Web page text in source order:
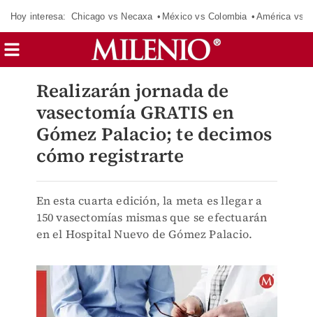
Hoy interesa: Chicago vs Necaxa México vs Colombia América vs
Realizarán jornada de
vasectomía GRATIS en
Gómez Palacio; te decimos
cómo registrarte
En esta cuarta edición, la meta es llegar a
150 vasectomías mismas que se efectuarán
en el Hospital Nuevo de Gómez Palacio.